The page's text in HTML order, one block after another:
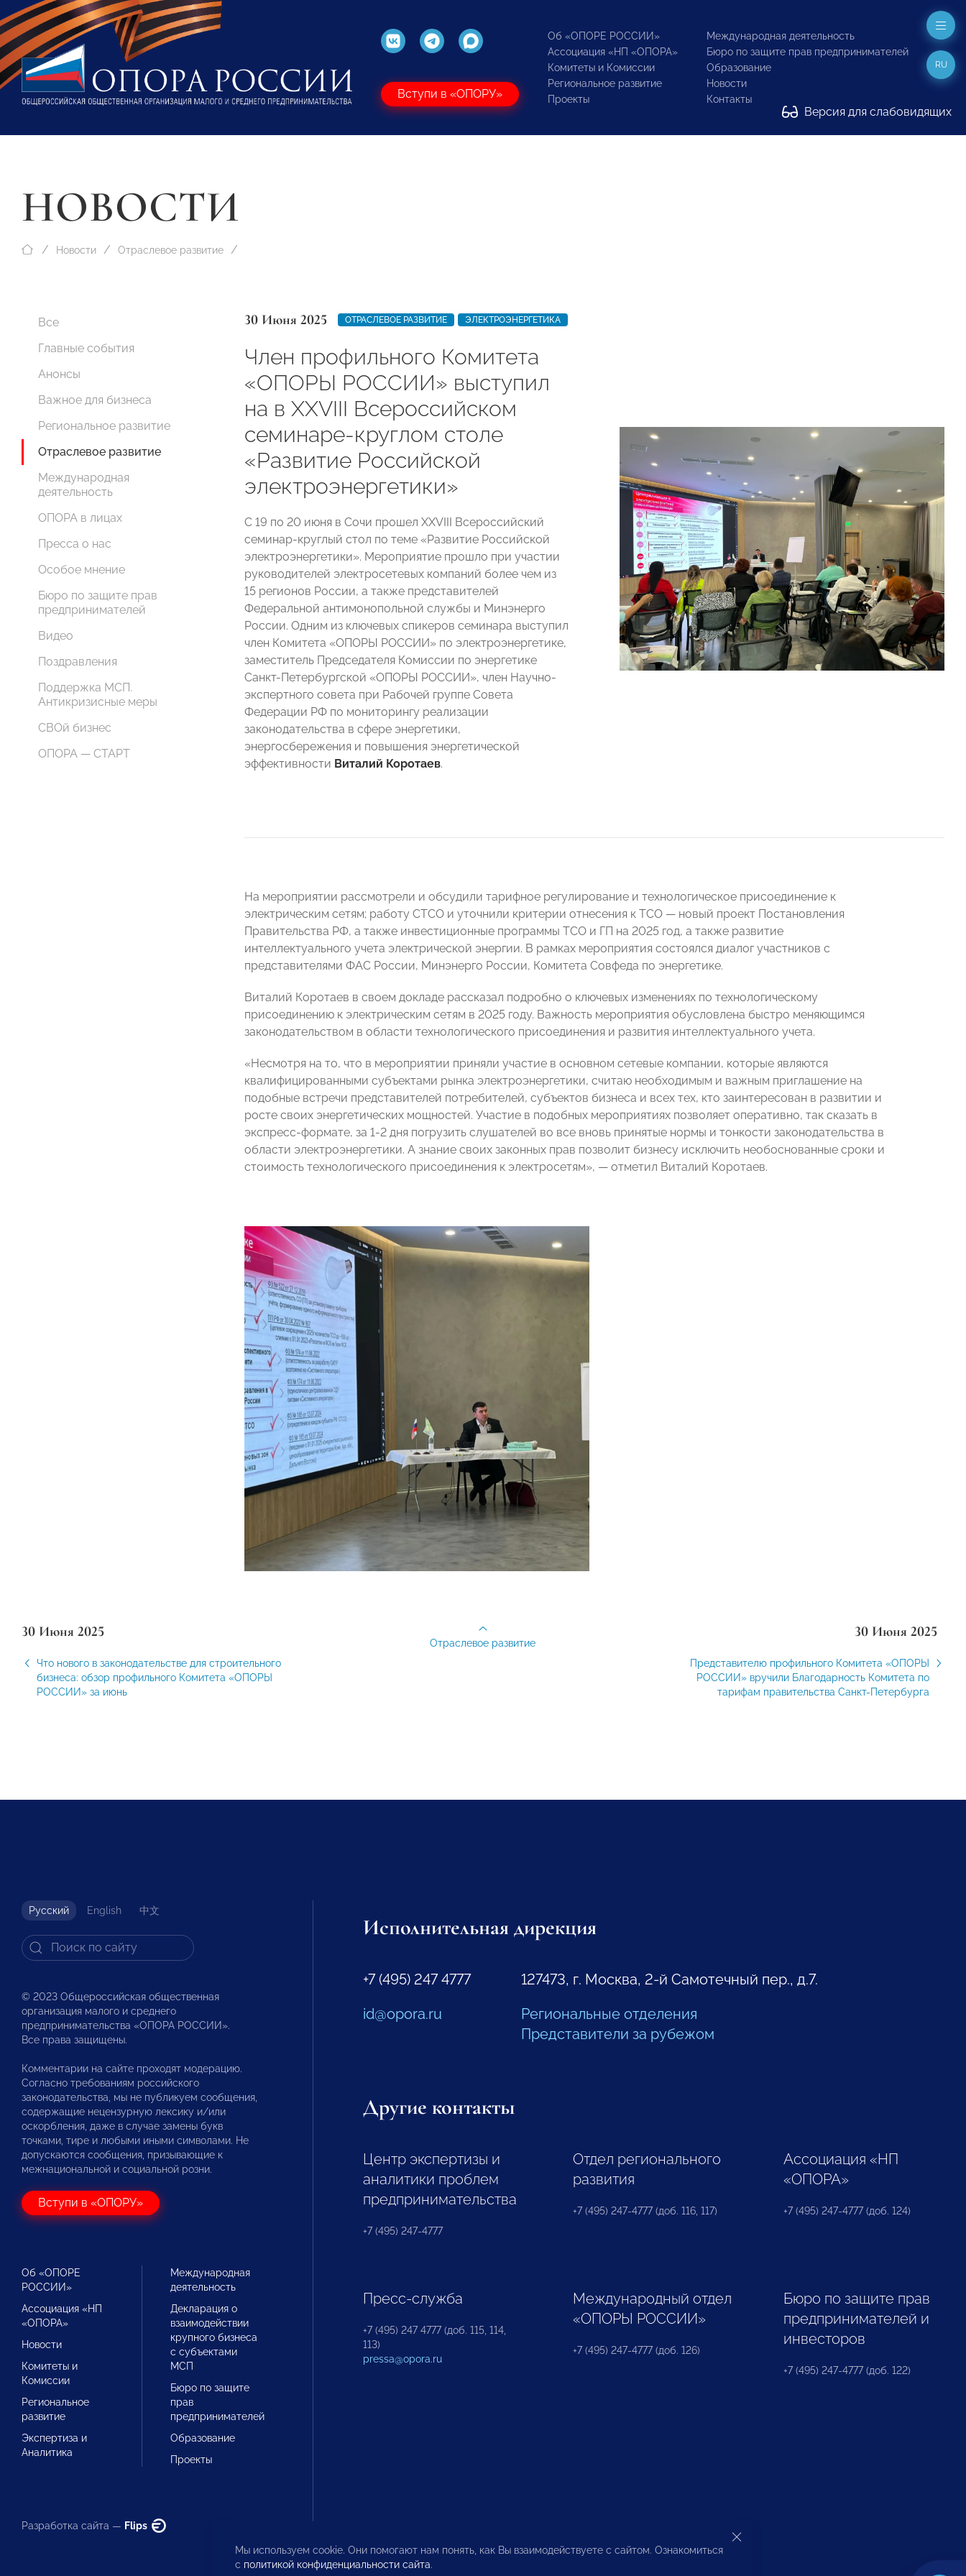
Вступи в «ОПОРУ»
Об «ОПОРЕ РОССИИ»
Ассоциация «НП «ОПОРА»
Комитеты и Комиссии
Региональное развитие
Проекты
Международная деятельность
Бюро по защите прав предпринимателей
Образование
Новости
Контакты
Версия для слабовидящих
RU
НОВОСТИ
Новости Отраслевое развитие
Все
Главные события
Анонсы
Важное для бизнеса
Региональное развитие
Отраслевое развитие
Международная
деятельность
ОПОРА в лицах
Пресса о нас
Особое мнение
Бюро по защите прав
предпринимателей
Видео
Поздравления
Поддержка МСП.
Антикризисные меры
СВОй бизнес
ОПОРА — СТАРТ
30 Июня 2025 ОТРАСЛЕВОЕ РАЗВИТИЕ ЭЛЕКТРОЭНЕРГЕТИКА
Член профильного Комитета
«ОПОРЫ РОССИИ» выступил
на в XXVIII Всероссийском
семинаре-круглом столе
«Развитие Российской
электроэнергетики»
С 19 по 20 июня в Сочи прошел XXVIII Всероссийский
семинар-круглый стол по теме «Развитие Российской
электроэнергетики». Мероприятие прошло при участии
руководителей электросетевых компаний более чем из
15 регионов России, а также представителей
Федеральной антимонопольной службы и Минэнерго
России. Одним из ключевых спикеров семинара выступил
член Комитета «ОПОРЫ РОССИИ» по электроэнергетике,
заместитель Председателя Комиссии по энергетике
Санкт-Петербургской «ОПОРЫ РОССИИ», член Научно-
экспертного совета при Рабочей группе Совета
Федерации РФ по мониторингу реализации
законодательства в сфере энергетики,
энергосбережения и повышения энергетической
эффективности Виталий Коротаев.
На мероприятии рассмотрели и обсудили тарифное регулирование и технологическое присоединение к
электрическим сетям; работу СТСО и уточнили критерии отнесения к ТСО — новый проект Постановления
Правительства РФ, а также инвестиционные программы ТСО и ГП на 2025 год, а также развитие
интеллектуального учета электрической энергии. В рамках мероприятия состоялся диалог участников с
представителями ФАС России, Минэнерго России, Комитета Совфеда по энергетике.
Виталий Коротаев в своем докладе рассказал подробно о ключевых изменениях по технологическому
присоединению к электрическим сетям в 2025 году. Важность мероприятия обусловлена быстро меняющимся
законодательством в области технологического присоединения и развития интеллектуального учета.
«Несмотря на то, что в мероприятии приняли участие в основном сетевые компании, которые являются
квалифицированными субъектами рынка электроэнергетики, считаю необходимым и важным приглашение на
подобные встречи представителей потребителей, субъектов бизнеса и всех тех, кто заинтересован в развитии и
росте своих энергетических мощностей. Участие в подобных мероприятиях позволяет оперативно, так сказать в
экспресс-формате, за 1-2 дня погрузить слушателей во все вновь принятые нормы и тонкости законодательства в
области электроэнергетики. А знание своих законных прав позволит бизнесу исключить необоснованные сроки и
стоимость технологического присоединения к электросетям», — отметил Виталий Коротаев.
30 Июня 2025
Что нового в законодательстве для строительного
бизнеса: обзор профильного Комитета «ОПОРЫ
РОССИИ» за июнь
30 Июня 2025
Представителю профильного Комитета «ОПОРЫ
РОССИИ» вручили Благодарность Комитета по
тарифам правительства Санкт-Петербурга
Отраслевое развитие
Русский English 中文
© 2023 Общероссийская общественная
организация малого и среднего
предпринимательства «ОПОРА РОССИИ».
Все права защищены.
Комментарии на сайте проходят модерацию.
Согласно требованиям российского
законодательства, мы не публикуем сообщения,
содержащие нецензурную лексику и/или
оскорбления, даже в случае замены букв
точками, тире и любыми иными символами. Не
допускаются сообщения, призывающие к
межнациональной и социальной розни.
Вступи в «ОПОРУ»
Об «ОПОРЕ
РОССИИ»
Ассоциация «НП
«ОПОРА»
Новости
Комитеты и
Комиссии
Региональное
развитие
Экспертиза и
Аналитика
Международная
деятельность
Декларация о
взаимодействии
крупного бизнеса
с субъектами
МСП
Бюро по защите
прав
предпринимателей
Образование
Проекты
Разработка сайта — Flips
Исполнительная дирекция
+7 (495) 247 4777
id@opora.ru
127473, г. Москва, 2-й Самотечный пер., д.7.
Региональные отделения
Представители за рубежом
Другие контакты
Центр экспертизы и
аналитики проблем
предпринимательства
+7 (495) 247-4777
Отдел регионального
развития
+7 (495) 247-4777 (доб. 116, 117)
Ассоциация «НП
«ОПОРА»
+7 (495) 247-4777 (доб. 124)
Пресс-служба
+7 (495) 247 4777 (доб. 115, 114,
113)
pressa@opora.ru
Международный отдел
«ОПОРЫ РОССИИ»
+7 (495) 247-4777 (доб. 126)
Бюро по защите прав
предпринимателей и
инвесторов
+7 (495) 247-4777 (доб. 122)
Мы используем cookie. Они помогают нам понять, как Вы взаимодействуете с сайтом. Ознакомиться
с политикой конфиденциальности сайта.